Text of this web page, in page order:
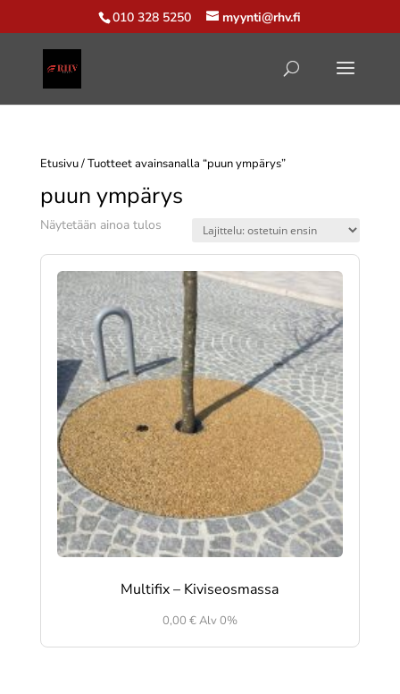
010 328 5250 myynti@rhv.fi
Etusivu/ Tuotteet avainsanalla “puun ympärys”
puun ympärys
Näytetään ainoa tulos
Multifix – Kiviseosmassa
0,00 €Alv 0%